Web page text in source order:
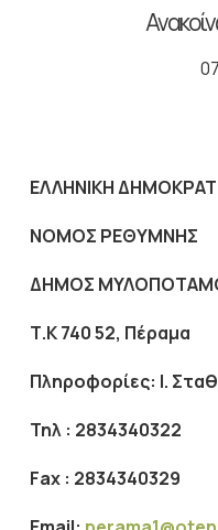
ΕΛΛΗΝΙΚΗ
ΝΟΜΟΣ ΡΕΘΥΜΝΗΣ
ΔΗΜΟΣ
Τ.Κ 740 52, Πέραμα
Πληροφορίες: Ι.
Τηλ : 2834340322
Fax: 2834340329